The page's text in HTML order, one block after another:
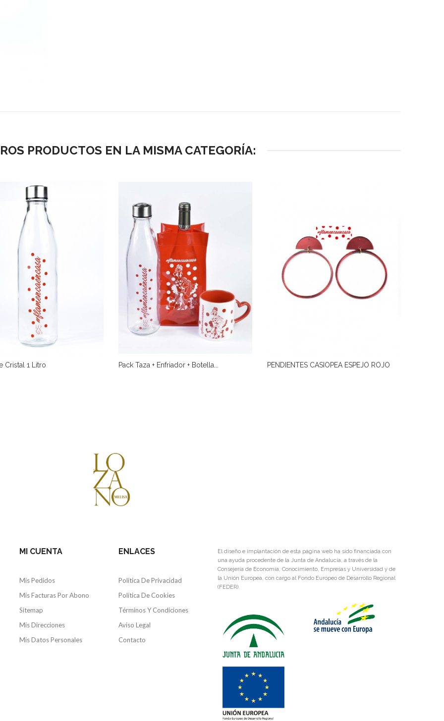
PRODUCTOS EN LA MISMA CATEGORÍA:
Cristal 1 Litro Pack Taza + Enfriador + Botella... PENDIENTES CASIOPEA ESPEJO ROJO
MI CUENTA
Mis Pedidos
Mis Facturas Por Abono
Sitemap
Mis Direcciones
Mis Datos Personales
ENLACES
Política De Privacidad
Política De Cookies
Términos Y Condiciones
Aviso Legal
Contacto
El diseño e implantación de esta página web ha sido financiada con
una ayuda procedente de la Junta de Andalucía, a través de la
Consejería de Economía, Conocimiento, Empresas y Universidad y de
la Unión Europea, con cargo al Fondo Europeo de Desarrollo Regional
(FEDER).